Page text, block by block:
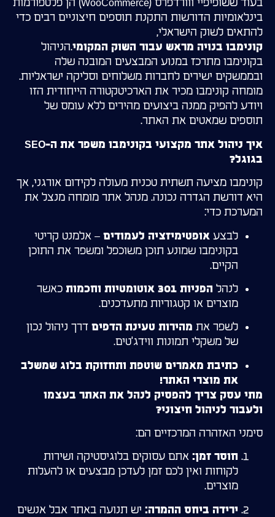
בעוד ששופיפיי ווורדפרס (WooCommerce) הן פלטפורמות
בינלאומיות הדורשות התקנת תוספים חיצוניים רבים כדי
להתאים לשוק הישראלי,
קונימבו בנויה מראש עבור השוק המקומי.הניהול
בקונימבו מתרכז במנוע המבצעים המובנה שלה
ובממשקים ישירים לחברות משלוחים וסליקה ישראליות.
מומחה קונימבו מכיר את הארכיטקטורה הייחודית הזו
ויודע להפיק ממנה ביצועים מהירים ללא עומס של
תוספים שמאטים את האתר.
איך ניהול אתר מקצועי בקונימבו משפר את ה-SEO
בגוגל?
קונימבו מציעה תשתית טכנית מעולה לקידום אורגני, אך
היא דורשת הגדרה נכונה. מנהל אתר מומחה מנצל את
המערכת כדי:
לבצע אופטימיזציה לעמודים – אלמנט קריטי
בקונימבו שמונע תוכן משוכפל ומשפר את התוכן
הקיים.
לנהל הפניות 301 אוטומטיות וחכמות
כאשר
מוצרים או קטגוריות מתעדכנים.
לשפר את מהירות טעינת הדפים דרך ניהול נכון
של משקלי תמונות ווידג'טים.
כתיבת מאמרים שוטפת ותחזוקת בלוג שמשלב
את מוצרי האתר!
מתי עסק צריך להפסיק לנהל את האתר בעצמו
ולעבור לניהול חיצוני?
סימני האזהרה המרכזיים הם:
חוסר זמן: אתם עסוקים בלוגיסטיקה ושירות
לקוחות ואין לכם זמן לעדכן מבצעים או להעלות
מוצרים.
ירידה ביחס ההמרה: יש תנועה באתר אבל אנשים